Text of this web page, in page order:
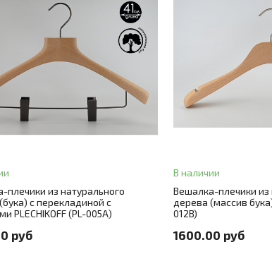
плечики из натурального
c перекладиной с
PLECHIKOFF (PL-005A)
руб
В ОДИН КЛИК
41
В наличии
Вешалка-плечики из
дерева (массив бука)
012B)
1600.00 руб
В корзину
ЗАКАЗ В ОДИН
Цвет натуральный
Цвет металла никель